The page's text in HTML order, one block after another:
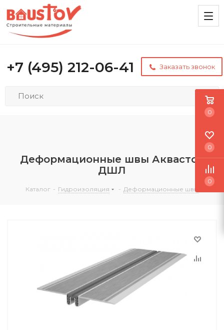
+7 (495) 212-06-41 Заказать звонок
Деформационные швы Аквастоп
ДШЛ
Каталог - Гидроизоляция - Деформационные швы
0
0
0